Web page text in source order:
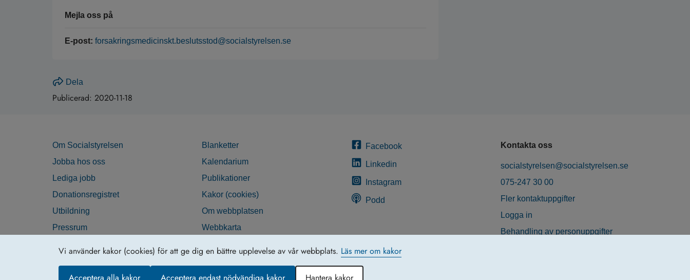
Vi använder kakor (cookies) för att ge dig en bättre upplevelse av vår webbplats. Läs mer om kakor
Mejla oss på
E-post: forsakringsmedicinskt.beslutsstod@socialstyrelsen.se
Dela
Publicerad: 2020-11-18
Om Socialstyrelsen
Jobba hos oss
Lediga jobb
Donationsregistret
Utbildning
Pressrum
Blanketter
Kalendarium
Publikationer
Kakor (cookies)
Om webbplatsen
Webbkarta
Facebook
Linkedin
Instagram
Podd
Kontakta oss
socialstyrelsen@socialstyrelsen.se
075-247 30 00
Fler kontaktuppgifter
Logga in
Behandling av personuppgifter